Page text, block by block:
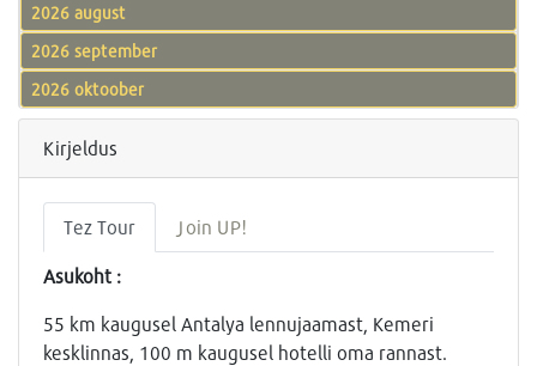
2026 august
2026 september
2026 oktoober
Kirjeldus
Tez Tour Join UP!
Asukoht :
55 km kaugusel Antalya lennujaamast, Kemeri
kesklinnas, 100 m kaugusel hotelli oma rannast.